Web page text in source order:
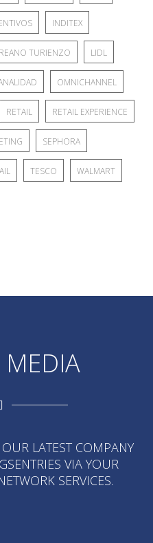
INDITEX
TURIENZO LIDL
OMNICHANNEL
RETAIL RETAIL EXPERIENCE
SEPHORA
TESCO WALMART
MEDIA
LATEST COMPANY
VIA YOUR
SERVICES.